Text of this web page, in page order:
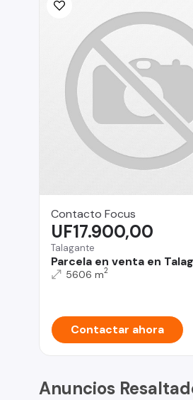
Contacto Focus
Talagante
Parcela en venta en
UF17.900,00
5606 m2
Contactar ahora
Anuncios